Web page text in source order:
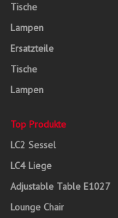
Tische
Lampen
Ersatzteile
Tische
Lampen
Top Produkte
LC2 Sessel
LC4 Liege
Adjustable Table E1027
Lounge Chair